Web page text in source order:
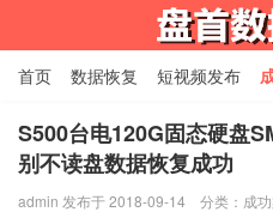
苏州盘
首页 数据恢复 短视频发布
关于我们 设备展示 常见问题
S500台电120G固态硬盘
别不读盘数据恢复成功
admin 发布于 2018-09-14 分类： 成